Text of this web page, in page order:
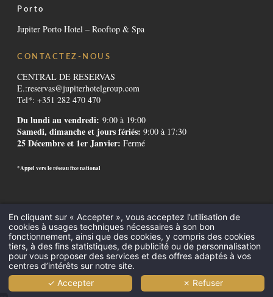
Porto
Jupiter Porto Hotel – Rooftop & Spa
CONTACTEZ-NOUS
CENTRAL DE RESERVAS
E.:reservas@jupiterhotelgroup.com
Tel*: +351 282 470 470
Du lundi au vendredi: 9:00 à 19:00
Samedi, dimanche et jours fériés: 9:00 à 17:30
25 Décembre et 1er Janvier: Fermé
*Appel vers le réseau fixe national
Denúncias-Recrutement-GDS Codes -Downloads -Mentions légales
Politique de Confidentialité-Cookies
Tout Compris-Réunions et Événements-Hôtels en Algarve-Hôtels à
Lisbonne-Promotions Hôtels-Destinations
©2026 Jupiter Algarve Hotel
En cliquant sur « Accepter », vous acceptez l’utilisation de
cookies à usages techniques nécessaires à son bon
fonctionnement, ainsi que des cookies, y compris des cookies
tiers, à des fins statistiques, de publicité ou de personnalisation
pour vous proposer des services et des offres adaptés à vos
centres d’intérêts sur notre site.
✓ Accepter
✗ Refuser